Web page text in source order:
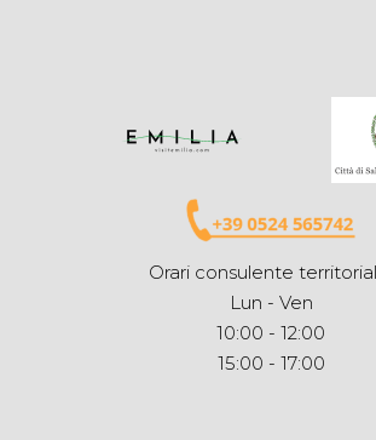
Orari consulente
Lun - Ven
10:00 - 12:00
15:00 - 17:00